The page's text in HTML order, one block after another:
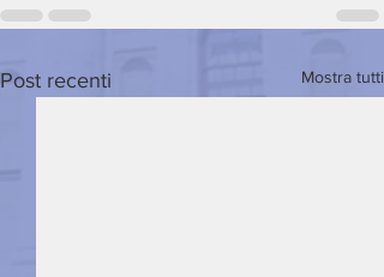
Post recenti Mostra tutti